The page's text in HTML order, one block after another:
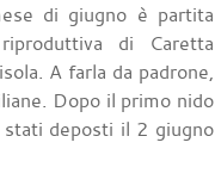
di giugno è partita
di Caretta
A farla da padrone,
Dopo il primo nido
stati deposti il 2 giugno